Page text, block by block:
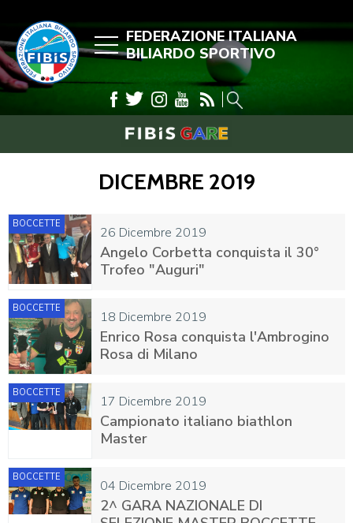
FEDERAZIONE ITALIANA
BILIARDO SPORTIVO
DICEMBRE 2019
26 Dicembre 2019
BOCCETTE
Angelo Corbetta conquista il 30°
Trofeo "Auguri"
18 Dicembre 2019
BOCCETTE
Enrico Rosa conquista l'Ambrogino
Rosa di Milano
17 Dicembre 2019
BOCCETTE
Campionato italiano biathlon
Master
04 Dicembre 2019
BOCCETTE
2^ GARA NAZIONALE DI